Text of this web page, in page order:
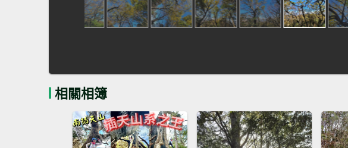
相關相簿